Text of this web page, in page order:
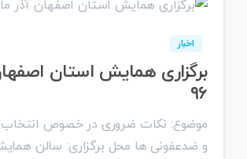
اخبار
برگزاری همایش استان
۹۶
موضوع: نکات ضروری در خصوص انتخاب
و ضدعفونی ها محل برگزاری: سالن